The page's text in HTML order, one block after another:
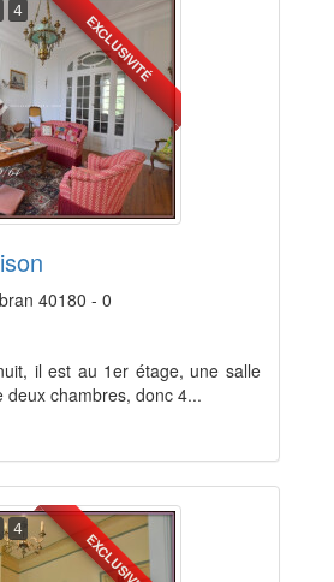
EXCLUSIVITÉ
4
40180 - 0
il est au 1er étage, une salle
deux chambres, donc 4...
EXCLUSIVITÉ
4